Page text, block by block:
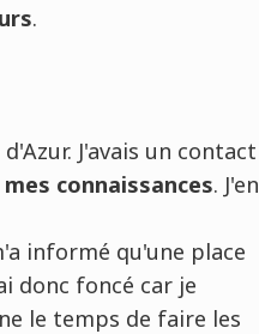
.
J'avais un contact
connaissances. J'en
informé qu'une place
donc foncé car je
le temps de faire les